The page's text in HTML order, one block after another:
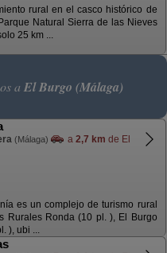
rural en el casco histórico de
Natural Sierra de las Nieves
25 km ...
a El Burgo (Málaga)
(Málaga) a 2,7 km de El
es un complejo de turismo rural
Rurales Ronda (10 pl. ), El Burgo
), ubi ...